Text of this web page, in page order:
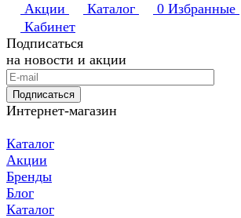
Акции
Каталог 0 Избранные
Кабинет
Подписаться
на новости и акции
Подписаться
Интернет-магазин
Каталог
Акции
Бренды
Блог
Каталог